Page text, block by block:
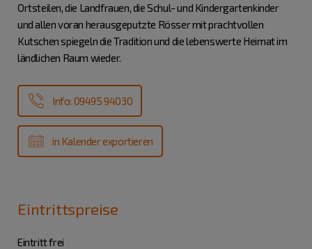
Ortsteilen, die Landfrauen, die Schul- und Kindergartenkinder
und allen voran herausgeputzte Rösser mit prachtvollen
Kutschen spiegeln die Tradition und die lebenswerte Heimat im
ländlichen Raum wieder.
Info: 09495 94030
in Kalender exportieren
Eintrittspreise
Eintritt frei